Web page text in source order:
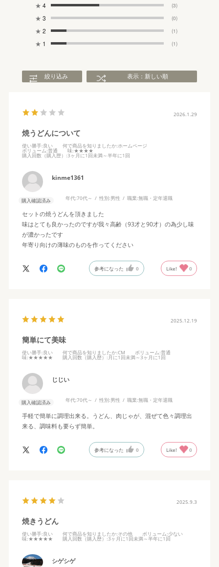
★ 4 (3)
★ 3 (0)
★ 2 (1)
★ 1 (1)
絞り込み 表示：新しい順
2026.1.29
焼うどんについて
使い勝手:良い 何で商品を知りましたか:ホームページ
ボリューム:普通 味:★★★★
購入回数（購入歴） :3ヶ月に1回未満～半年に1回
kinme1361
購入確認済み 年代:70代～ 性別:男性 職業:無職・定年退職
セットの焼うどんを頂きました
味はとても良かったのですが我々高齢（93才と90才）の為少し味
が濃かったです
年寄り向けの薄味のものを作ってください
参考になった 0 Like! 0
2025.12.19
簡単にて美味
使い勝手:良い 何で商品を知りましたか:CM ボリューム:普通
味:★★★★★ 購入回数（購入歴） :月に1回未満～3ヶ月に1回
じじい
購入確認済み 年代:70代～ 性別:男性 職業:無職・定年退職
手軽で簡単に調理出来る。うどん、肉じゃが、混ぜて色々調理出
来る、調味料も要らず簡単。
参考になった 0 Like! 0
2025.9.3
焼きうどん
使い勝手:良い 何で商品を知りましたか:その他 ボリューム:少ない
味:★★★★★ 購入回数（購入歴） :3ヶ月に1回未満～半年に1回
シゲシゲ